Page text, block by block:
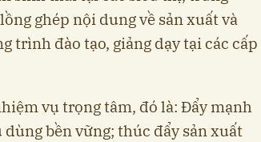
ghép nội dung về sản xuất và
trình đào tạo, giảng dạy tại các cấp
vụ trọng tâm, đó là: Đẩy mạnh
bền vững; thúc đẩy sản xuất